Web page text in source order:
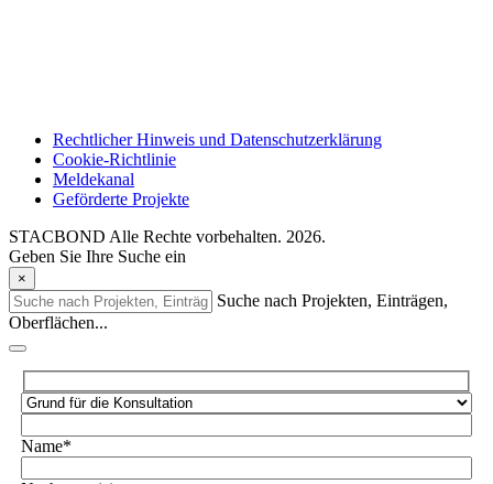
Rechtlicher Hinweis und Datenschutzerklärung
Cookie-Richtlinie
Meldekanal
Geförderte Projekte
STACBOND Alle Rechte vorbehalten. 2026.
Geben Sie Ihre Suche ein
×
Suche nach Projekten, Einträgen,
Oberflächen...
Name*